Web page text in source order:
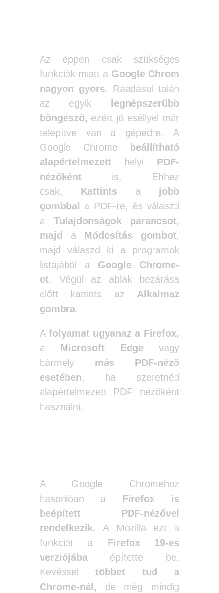
Az éppen csak szükséges
funkciók miatt a Google Chrom
nagyon gyors. Ráadásul talán
az egyik
legnépszerűbb
böngésző, ezért jó eséllyel már
telepítve van a gépedre. A
Google Chrome
beállítható
alapértelmezetthelyi PDF-
nézőkéntis. Ehhez
csak, Kattints a jobb
gombbal
a PDF-re, és válaszd
a Tulajdonságok parancsot,
majd
a Módosítás gombot,
majd válaszd ki a programok
listájából a Google Chrome-
ot. Végül az ablak bezárása
előtt kattints az Alkalmaz
gombra.
A folyamat ugyanaz a Firefox,
a Microsoft Edge vagy
bármely más PDF-néző
esetében, ha szeretnéd
alapértelmezett PDF nézőként
használni.
A Google Chromehoz
hasonlóan a
Firefoxis
beépített PDF-nézővel
rendelkezik. A Mozilla ezt a
funkciót a Firefox 19-es
verziójábaépítette be.
Kevésseltöbbet tud a
Chrome-nál, de még mindig